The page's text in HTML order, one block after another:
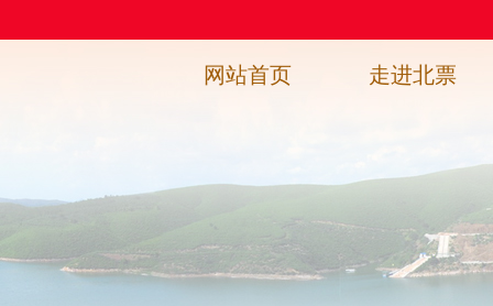
网站首页 走进北票